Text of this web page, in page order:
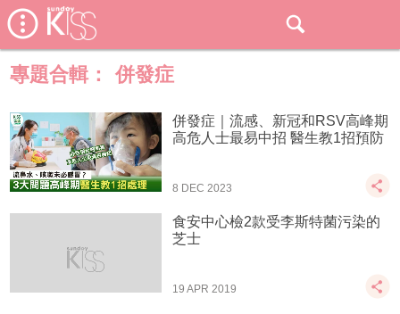
專題合輯： 併發症
併發症｜流感、新冠和RSV高峰期
高危人士最易中招 醫生教1招預防
8 DEC 2023
食安中心檢2款受李斯特菌污染的
芝士
19 APR 2019